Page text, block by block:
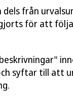
från
för att
syftar till att